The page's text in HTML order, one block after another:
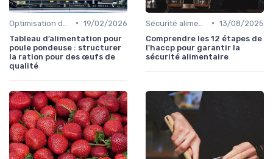
• 19/02/2026
Tableau d’alimentation pour
poule pondeuse : structurer
la ration pour des œufs de
qualité
• 13/08/2025
Comprendre les 12 étapes de
l'haccp pour garantir la
sécurité alimentaire